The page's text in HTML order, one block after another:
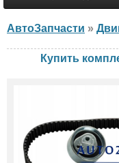
АвтоЗапчасти »
Купить